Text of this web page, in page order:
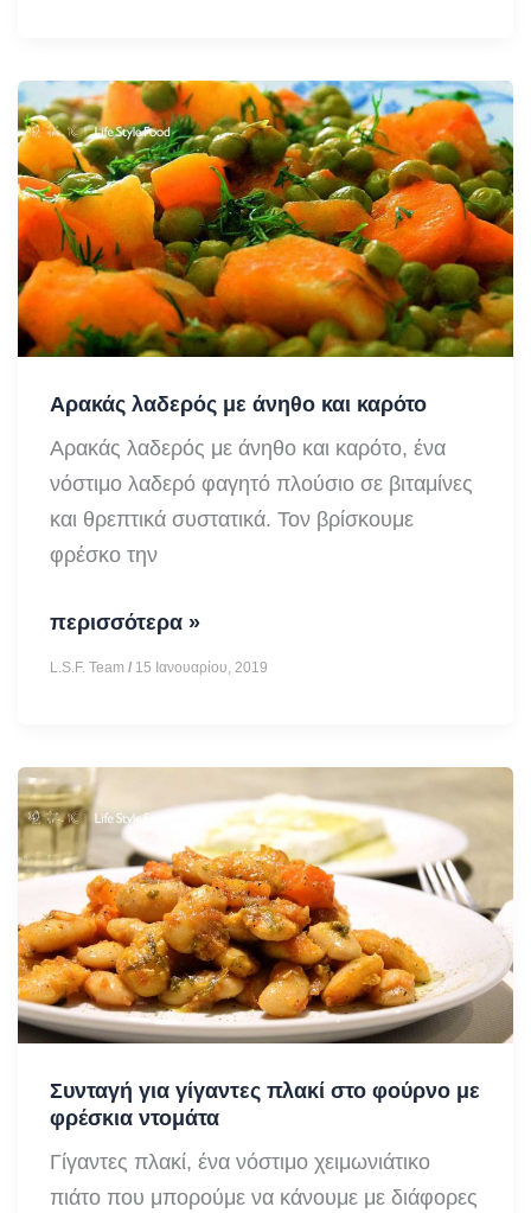
Αρακάς λαδερός με άνηθο και καρότο
Αρακάς λαδερός με άνηθο και καρότο, ένα
νόστιμο λαδερό φαγητό πλούσιο σε βιταμίνες
και θρεπτικά συστατικά. Τον βρίσκουμε
φρέσκο την
Αρακάς
λαδερός
και
καρότο
περισσότερα »
L.S.F. Team/ 15 Ιανουαρίου, 2019
Συνταγή για γίγαντες πλακί στο φούρνο με
φρέσκια ντομάτα
Γίγαντες πλακί, ένα νόστιμο χειμωνιάτικο
πιάτο που μπορούμε να κάνουμε με διάφορες